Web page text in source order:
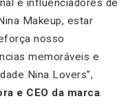
e influenciadores de
Makeup, estar
nosso
memoráveis e
Nina Lovers”,
e CEO da marca.